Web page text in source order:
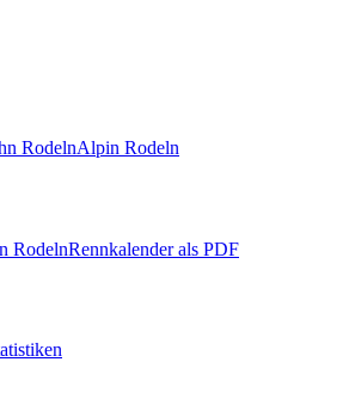
RodelnAlpin Rodeln
RodelnRennkalender als PDF